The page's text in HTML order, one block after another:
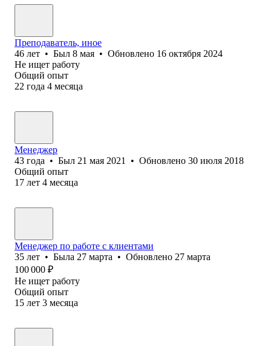
Преподаватель, иное
46 лет • Был 8 мая • Обновлено 16 октября 2024
Не ищет работу
Общий опыт
22 года 4 месяца
Менеджер
43 года • Был 21 мая 2021 • Обновлено 30 июля 2018
Общий опыт
17 лет 4 месяца
Менеджер по работе с клиентами
35 лет • Была 27 марта • Обновлено 27 марта
100 000 ₽
Не ищет работу
Общий опыт
15 лет 3 месяца